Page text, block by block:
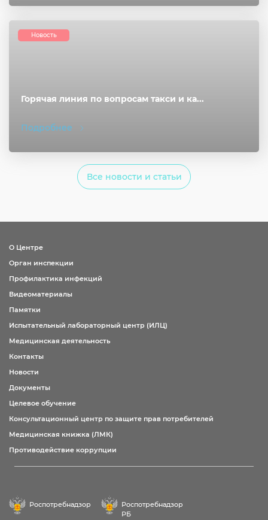
Горячая линия по вопросам такси и ка...
Подробнее
Новость
Все новости и статьи
О Центре
Орган инспекции
Профилактика инфекций
Видеоматериалы
Памятки
Испытательный лабораторный центр (ИЛЦ)
Медицинская деятельность
Контакты
Новости
Документы
Целевое обучение
Консультационный центр по защите прав потребителей
Медицинская книжка (ЛМК)
Противодействие коррупции
Роспотребнадзор
Роспотребнадзор
РБ